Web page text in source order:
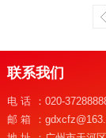
联系我们
电话： 020-
邮箱：